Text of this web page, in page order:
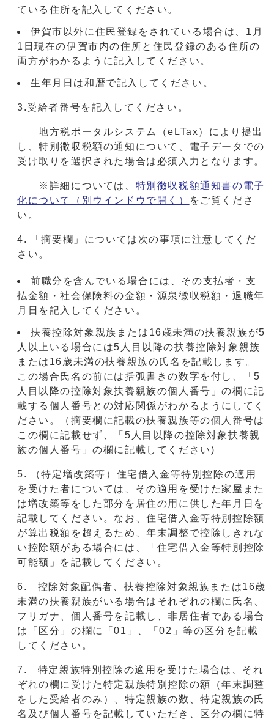
ている住所を記入してください。
伊賀市以外に住民登録をされている場合は、1月
1日現在の伊賀市内の住所と住民登録のある住所の
両方がわかるように記入してください。
生年月日は和暦で記入してください。
3.受給者番号を記入してください。
地方税ポータルシステム（eLTax）により提出
し、特別徴収税額の通知について、電子データでの
受け取りを選択された場合は必須入力となります。
※詳細については、 特別徴収税額通知書の電子
化について
（別ウインドウで開く）
をご覧くださ
い。
4.
「摘要欄」については次の事項に注意してくだ
さい。
前職分を含んでいる場合には、その支払者・支
払金額・社会保険料の金額・源泉徴収税額・退職年
月日を記入してください。
扶養控除対象親族または16歳未満の扶養親族が5
人以上いる場合には5人目以降の扶養控除対象親族
または16歳未満の扶養親族の氏名を記載します。
この場合氏名の前には括弧書きの数字を付し、「5
人目以降の控除対象扶養親族の個人番号」の欄に記
載する個人番号との対応関係がわかるようにしてく
ださい。（摘要欄に記載の扶養親族等の個人番号は
この欄に記載せず、「5人目以降の控除対象扶養親
族の個人番号」の欄に記載してください)
5. （特定増改築等）住宅借入金等特別控除の適用
を受けた者については、その適用を受けた家屋また
は増改築等をした部分を居住の用に供した年月日を
記載してください。なお、住宅借入金等特別控除額
が算出税額を超えるため、年末調整で控除しきれな
い控除額がある場合には、「住宅借入金等特別控除
可能額」を記載してください。
6. 控除対象配偶者、扶養控除対象親族または16歳
未満の扶養親族がいる場合はそれぞれの欄に氏名、
フリガナ、個人番号を記載し、非居住者である場合
は「区分」の欄に「01」、「02」等の区分を記載
してください。
7. 特定親族特別控除の適用を受けた場合は、それ
ぞれの欄に受けた特定親族特別控除の額（年末調整
をした受給者のみ）、特定親族の数、特定親族の氏
名及び個人番号を記載していただき、区分の欄に特